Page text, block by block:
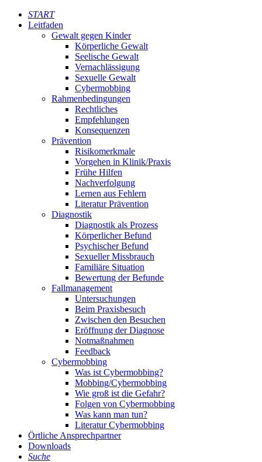
START
Leitfaden
Gewalt gegen Kinder
Körperliche Gewalt
Seelische Gewalt
Vernachlässigung
Sexuelle Gewalt
Cybermobbing
Rahmenbedingungen
Rechtliches
Empfehlungen
Konsequenzen
Prävention
Risikomerkmale
Vorgehen in Klinik/Praxis
Frühe Hilfen
Nachverfolgung
Lernen aus Fehlern
Literatur Prävention
Diagnostik
Diagnostik als Prozess
Körperlicher Befund
Psychischer Befund
Sexueller Missbrauch
Familiäre Situation
Bewertung der Befunde
Fallmanagement
Untersuchungen
Beim Praxisbesuch
Zwischen den Besuchen
Eröffnung der Diagnose
Notmaßnahmen
Feedback
Cybermobbing
Was ist Cybermobbing?
Mobbing/Cybermobbing
Wie groß ist die Gefahr?
Folgen von Cybermobbing
Was kann man tun?
Literatur Cybermobbing
Örtliche Ansprechpartner
Downloads
Suche